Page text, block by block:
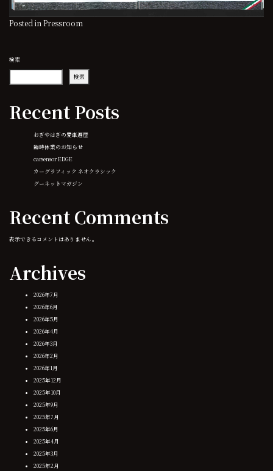
Posted in Pressroom
検索
検索
Recent Posts
おぎやはぎの愛車遍歴
臨時休業のお知らせ
carsensor EDGE
カーグラフィック ネオクラシック
グーネットマガジン
Recent Comments
表示できるコメントはありません。
Archives
2026年7月
2026年6月
2026年5月
2026年4月
2026年3月
2026年2月
2026年1月
2025年12月
2025年10月
2025年9月
2025年7月
2025年6月
2025年4月
2025年3月
2025年2月